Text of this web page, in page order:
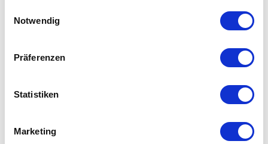
Notwendig
Präferenzen
Statistiken
Marketing
HVAC-Anwendungen mit allgemeinen
allgemeine Feinstaubfiltration in RLT-Geräten
Abmessungen: 287x287x600 mm
ISO 16890 Filterklasse: ISO coarse / ePM10,